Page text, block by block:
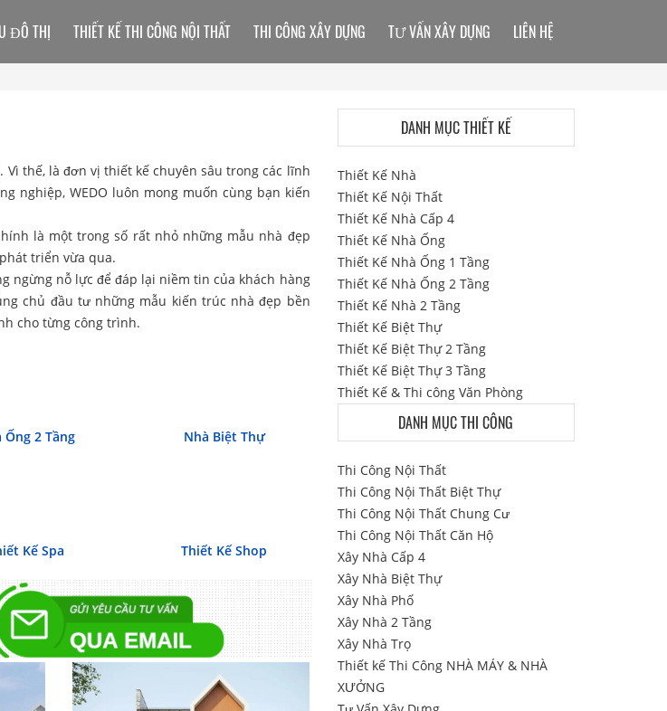
thế, là đơn vị thiết kế chuyên sâu trong các lĩnh
nghiệp, WEDO luôn mong muốn cùng bạn kiến
là một trong số rất nhỏ những mẫu nhà đẹp
triển vừa qua.
ngừng nỗ lực để đáp lại niềm tin của khách hàng
chủ đầu tư những mẫu kiến trúc nhà đẹp bền
cho từng công trình.
Ống 2 Tầng Nhà Biệt Thự
Kế Spa Thiết Kế Shop
ĐÔ THỊ THIẾT KẾ THI CÔNG NỘI THẤT THI CÔNG XÂY DỰNG TƯ VẤN XÂY DỰNG LIÊN HỆ
DANH MỤC THIẾT KẾ
Thiết Kế Nhà
Thiết Kế Nội Thất
Thiết Kế Nhà Cấp 4
Thiết Kế Nhà Ống
Thiết Kế Nhà Ống 1 Tầng
Thiết Kế Nhà Ống 2 Tầng
Thiết Kế Nhà 2 Tầng
Thiết Kế Biệt Thự
Thiết Kế Biệt Thự 2 Tầng
Thiết Kế Biệt Thự 3 Tầng
Thiết Kế & Thi công Văn Phòng
DANH MỤC THI CÔNG
Thi Công Nội Thất
Thi Công Nội Thất Biệt Thự
Thi Công Nội Thất Chung Cư
Thi Công Nội Thất Căn Hộ
Xây Nhà Cấp 4
Xây Nhà Biệt Thự
Xây Nhà Phố
Xây Nhà 2 Tầng
Xây Nhà Trọ
Thiết kế Thi Công NHÀ MÁY & NHÀ
XƯỞNG